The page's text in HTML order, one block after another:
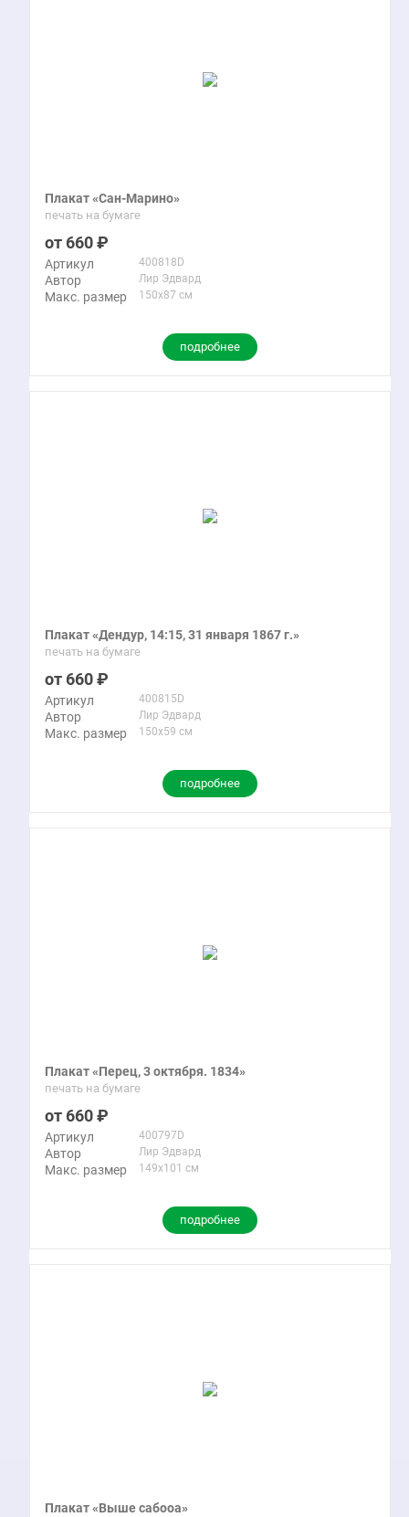
Плакат «Сан-Марино»
печать на бумаге
660
Артикул 400818D
Автор Лир Эдвард
Макс. размер 150x87 см
подробнее
Плакат «Дендур, 14:15, 31 января 1867 г.»
печать на бумаге
660
Артикул 400815D
Автор Лир Эдвард
Макс. размер 150x59 см
подробнее
Плакат «Перец, 3 октября. 1834»
печать на бумаге
660
Артикул 400797D
Автор Лир Эдвард
Макс. размер 149x101 см
подробнее
Плакат «Выше сабооа»